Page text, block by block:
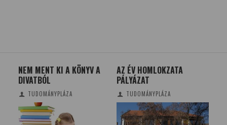
NEM MENT KI A KÖNYV A
DIVATBÓL
TUDOMÁNYPLÁZA
AZ ÉV HOMLOKZATA
PÁLYÁZAT
TUDOMÁNYPLÁZA